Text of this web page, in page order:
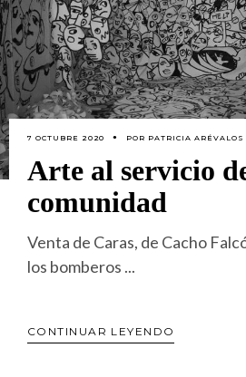
7 OCTUBRE 2020 POR PATRICIA ARÉVALOS
Arte al servicio
comunidad
Venta de Caras, de Cacho
los bomberos
CONTINUAR LEYENDO